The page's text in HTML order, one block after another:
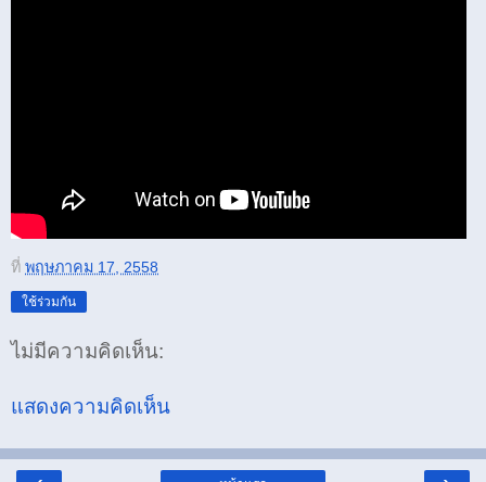
ที่ พฤษภาคม 17, 2558
ใช้ร่วมกัน
ไม่มีความคิดเห็น:
แสดงความคิดเห็น